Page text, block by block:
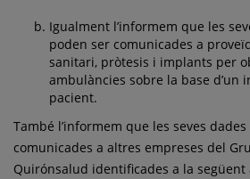
Igualment l’informem que les
poden ser comunicades a
sanitari, pròtesis i implants per
ambulàncies sobre la base d’un
pacient.
També l’informem que les seves
comunicades a altres empreses del
Quirónsalud identificades a la següent